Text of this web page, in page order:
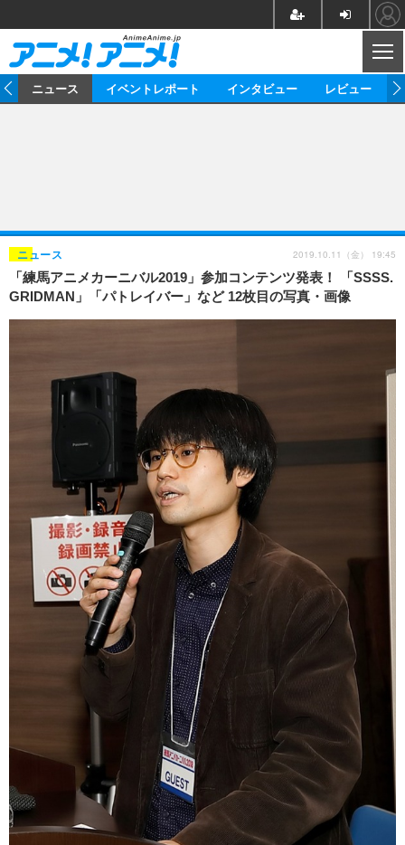
ゲーム グッズ
海外イベント ビジネス
俳優・タレント アーティスト
ビジネス
アニメ 実写
書評 イベント
動画
アニメ 映画/ドラマ
連載・コラム
ニュース イベントレポート インタビュー レビュー
「練馬アニメカーニバル2019」参加コンテンツ発表！ 「SSSS.
GRIDMAN」「パトレイバー」など 12枚目の写真・画像
ニュース 2019.10.11（金） 19:45